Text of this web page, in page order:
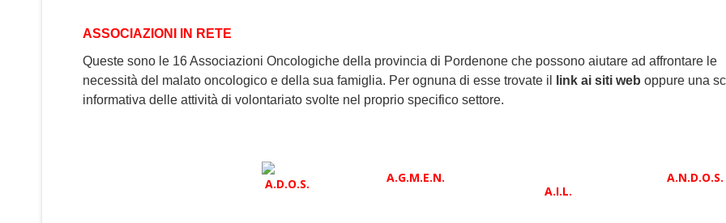
ASSOCIAZIONI IN RETE
Queste sono le 16 Associazioni Oncologiche della provincia di Pordenone che possono aiutare ad affrontare le
necessità del malato oncologico e della sua famiglia. Per ognuna di esse trovate il
link ai siti web oppure una
informativa delle attività di volontariato svolte nel proprio specifico settore.
A.D.O.S.
A.G.M.E.N.
A.I.L.
A.N.D.O.S.